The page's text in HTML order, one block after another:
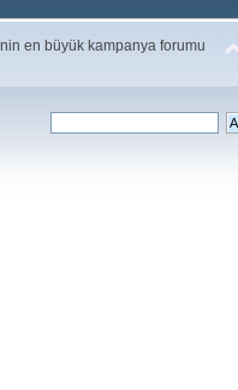
en büyük kampanya forumu